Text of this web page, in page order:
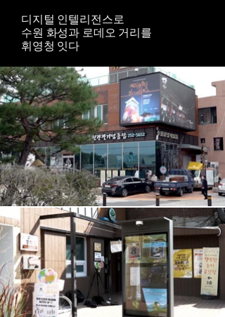
디지털 인텔리전스로
수원 화성과 로데오 거리를
휘영청 잇다